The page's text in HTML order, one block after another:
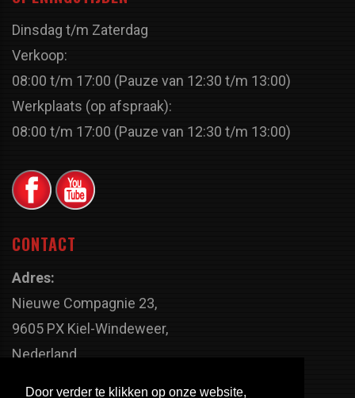
Door verder te klikken op onze website,
Dinsdag t/m Zaterdag
Verkoop:
08:00 t/m 17:00 (Pauze van 12:30 t/m 13:00)
Werkplaats (op afspraak):
08:00 t/m 17:00 (Pauze van 12:30 t/m 13:00)
CONTACT
Adres:
Nieuwe Compagnie 23,
9605 PX Kiel-Windeweer,
Nederland